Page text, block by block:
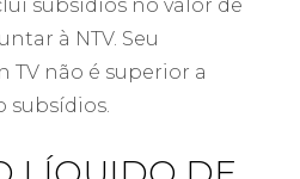
subsídios no valor de
à NTV. Seu
TV não é superior a
subsídios.